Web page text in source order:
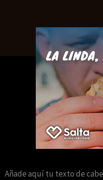
Añade aquí tu texto de